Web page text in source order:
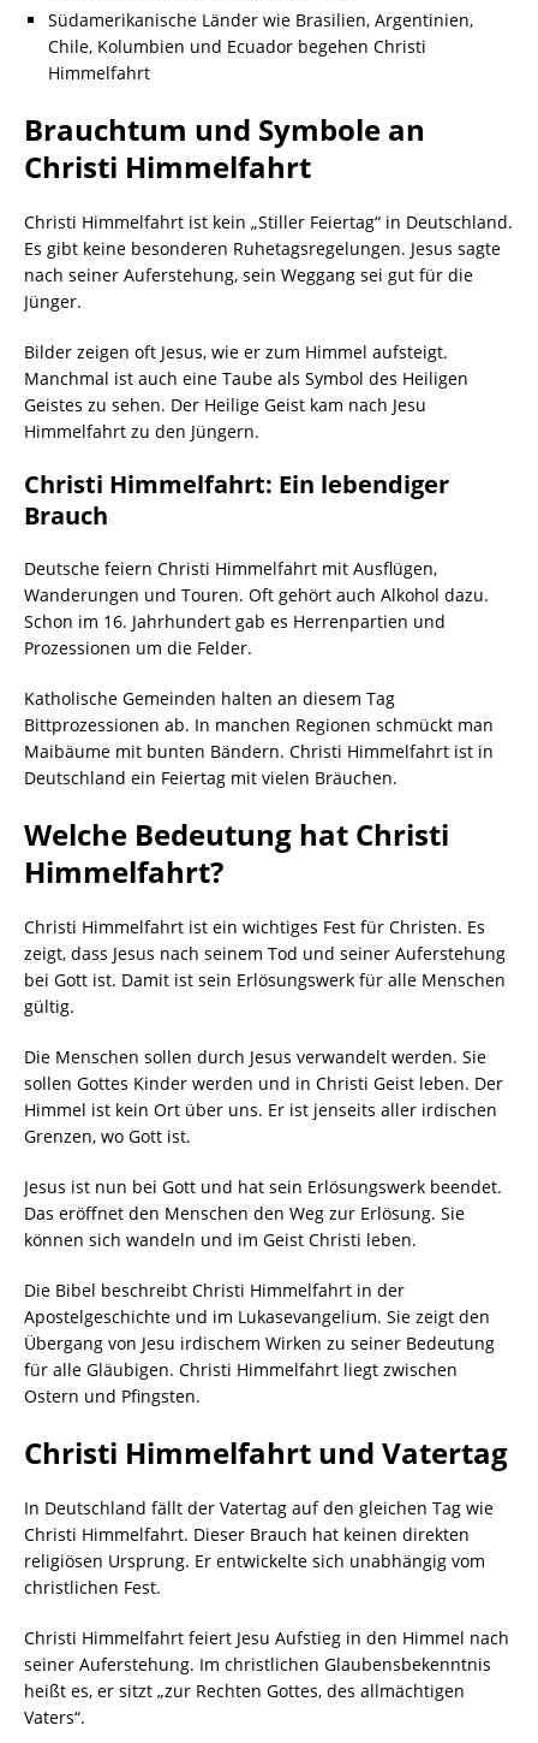
Südamerikanische Länder wie Brasilien, Argentinien,
Chile, Kolumbien und Ecuador begehen Christi
Himmelfahrt
Brauchtum und Symbole an
Christi Himmelfahrt
Christi Himmelfahrt ist kein „Stiller Feiertag“ in Deutschland.
Es gibt keine besonderen Ruhetagsregelungen. Jesus sagte
nach seiner Auferstehung, sein Weggang sei gut für die
Jünger.
Bilder zeigen oft Jesus, wie er zum Himmel aufsteigt.
Manchmal ist auch eine Taube als Symbol des Heiligen
Geistes zu sehen. Der Heilige Geist kam nach Jesu
Himmelfahrt zu den Jüngern.
Christi Himmelfahrt: Ein lebendiger
Brauch
Deutsche feiern Christi Himmelfahrt mit Ausflügen,
Wanderungen und Touren. Oft gehört auch Alkohol dazu.
Schon im 16. Jahrhundert gab es Herrenpartien und
Prozessionen um die Felder.
Katholische Gemeinden halten an diesem Tag
Bittprozessionen ab. In manchen Regionen schmückt man
Maibäume mit bunten Bändern. Christi Himmelfahrt ist in
Deutschland ein Feiertag mit vielen Bräuchen.
Welche Bedeutung hat Christi
Himmelfahrt?
Christi Himmelfahrt ist ein wichtiges Fest für Christen. Es
zeigt, dass Jesus nach seinem Tod und seiner Auferstehung
bei Gott ist. Damit ist sein Erlösungswerk für alle Menschen
gültig.
Die Menschen sollen durch Jesus verwandelt werden. Sie
sollen Gottes Kinder werden und in Christi Geist leben. Der
Himmel ist kein Ort über uns. Er ist jenseits aller irdischen
Grenzen, wo Gott ist.
Jesus ist nun bei Gott und hat sein Erlösungswerk beendet.
Das eröffnet den Menschen den Weg zur Erlösung. Sie
können sich wandeln und im Geist Christi leben.
Die Bibel beschreibt Christi Himmelfahrt in der
Apostelgeschichte und im Lukasevangelium. Sie zeigt den
Übergang von Jesu irdischem Wirken zu seiner Bedeutung
für alle Gläubigen. Christi Himmelfahrt liegt zwischen
Ostern und Pfingsten.
Christi Himmelfahrt und Vatertag
In Deutschland fällt der Vatertag auf den gleichen Tag wie
Christi Himmelfahrt. Dieser Brauch hat keinen direkten
religiösen Ursprung. Er entwickelte sich unabhängig vom
christlichen Fest.
Christi Himmelfahrt feiert Jesu Aufstieg in den Himmel nach
seiner Auferstehung. Im christlichen Glaubensbekenntnis
heißt es, er sitzt „zur Rechten Gottes, des allmächtigen
Vaters“.